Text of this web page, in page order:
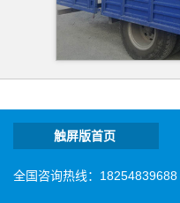
触屏版首页
全国咨询热线：18254839688